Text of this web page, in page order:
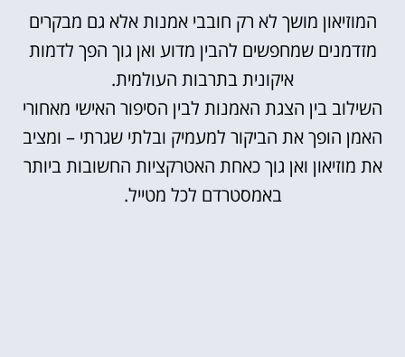
המוזיאון מושך לא רק חובבי אמנות אלא גם מבקרים
מזדמנים שמחפשים להבין מדוע ואן גוך הפך לדמות
איקונית בתרבות העולמית.
השילוב בין הצגת האמנות לבין הסיפור האישי מאחורי
האמן הופך את הביקור למעמיק ובלתי שגרתי – ומציב
את מוזיאון ואן גוך כאחת האטרקציות החשובות ביותר
באמסטרדם לכל מטייל.